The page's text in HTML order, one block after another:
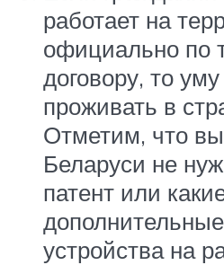
работает на
официально по
договору, то
проживать в
Отметим, что
Беларуси не
патент или
устройства на